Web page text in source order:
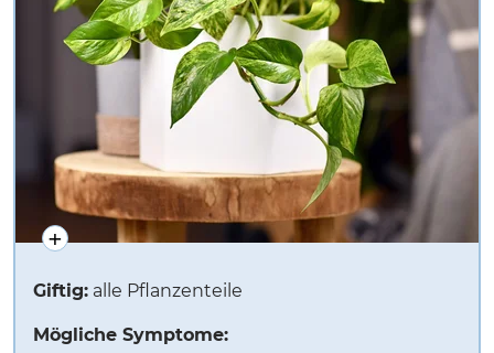
Giftig: alle Pflanzenteile
Mögliche Symptome: